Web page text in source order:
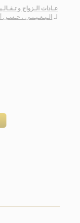
عـادات الـزواج و
لـ الـبـعـيـنـي ، حـسـن